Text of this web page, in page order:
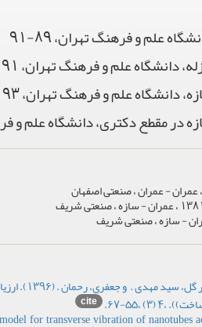
علم و فرهنگ تهران، 89-91
علم و فرهنگ تهران، 91 تا کنون
علم و فرهنگ تهران، 93 تا کنون
دکتری، دانشگاه علم و فرهنگ
نیکخو،
(3) ،55-67.
cite
for transverse vibration of nanotubes